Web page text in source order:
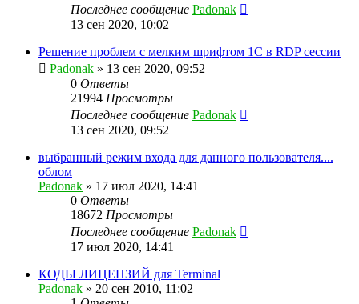
Последнее сообщение Padonak
13 сен 2020, 10:02
Решение проблем с мелким шрифтом 1С в RDP сессии
Padonak » 13 сен 2020, 09:52
0 Ответы
21994 Просмотры
Последнее сообщение Padonak
13 сен 2020, 09:52
выбранный режим входа для данного пользователя....
облом
Padonak » 17 июл 2020, 14:41
0 Ответы
18672 Просмотры
Последнее сообщение Padonak
17 июл 2020, 14:41
КОДЫ ЛИЦЕНЗИЙ для Terminal
Padonak » 20 сен 2010, 11:02